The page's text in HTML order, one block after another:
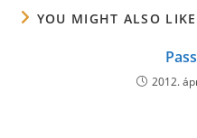
YOU MIGHT ALSO LIKE
2012.